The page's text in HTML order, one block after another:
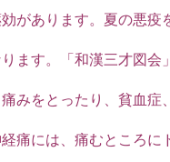
があります。夏の悪疫
ます。「和漢三才図会
みをとったり、貧血症
痛には、痛むところに